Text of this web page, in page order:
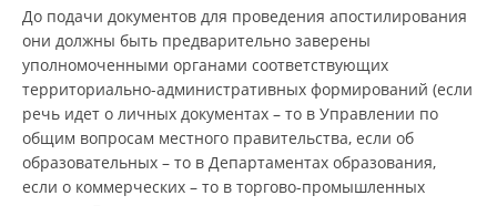
До подачи документов для проведения апостилирования
они должны быть предварительно заверены
уполномоченными органами соответствующих
территориально-административных формирований (если
речь идет о личных документах – то в Управлении по
общим вопросам местного правительства, если об
образовательных – то в Департаментах образования,
если о коммерческих – то в торгово-промышленных